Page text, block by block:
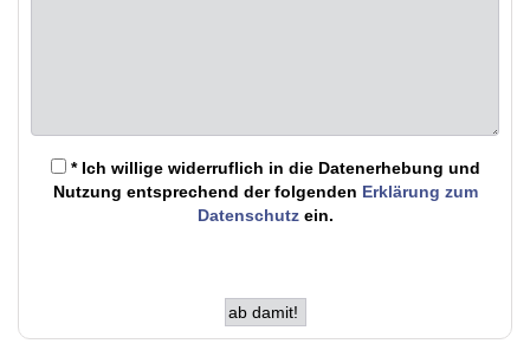
* Ich willige widerruflich in die Datenerhebung und
Nutzung entsprechend der folgenden Erklärung zum
Datenschutzein.